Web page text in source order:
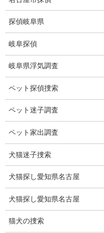
に
動
ョ
に
動
HOME ブログ
2023-07-25
ブログ
ワールドカップ
ワールドカップ女子初戦、ザ
最高のスタートです。
探偵岐阜県
岐阜探偵
岐阜県浮気調査
ペット探偵捜索
ペット迷子調査
ペット家出調査
犬猫迷子捜索
犬猫探し愛知県名古屋
犬猫探し愛知県名古屋
猫犬の捜索